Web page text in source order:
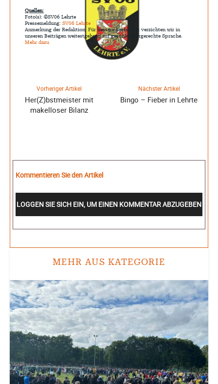
MEHR AUS KATEGORIE
Quellen:
Foto(s): ©SV06 Lehrte
Pressemeldung: SV06 Lehrte
Anmerkung der Redaktion: Für bessere Lesbarkeit verzichten wir in
unseren Beiträgen weitestgehend auf geschlechtergerechte Sprache.
Mehr dazu
Vorheriger Artikel
Her(Z)bstmeister mit
makelloser Bilanz
Nächster Artikel
Bingo – Fieber in Lehrte
Kommentieren Sie den Artikel
LOGGEN SIE SICH EIN, UM EINEN KOMMENTAR ABZUGEBEN